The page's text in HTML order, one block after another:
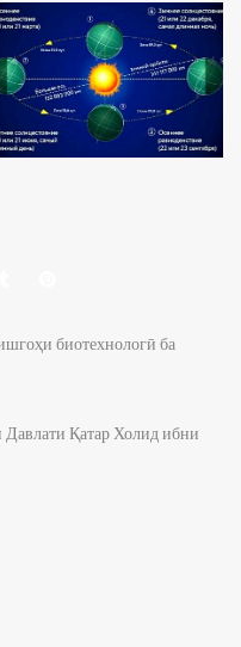
биотехнологӣ ба
Қатар Холид ибни